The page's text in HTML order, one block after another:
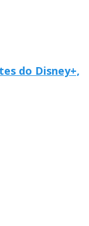
do Disney+,